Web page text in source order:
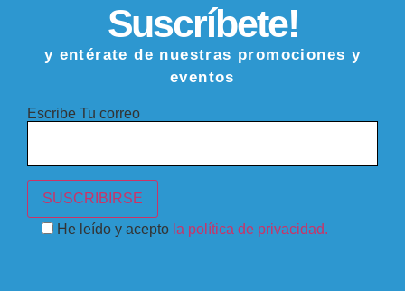
Suscríbete!
y entérate de nuestras promociones y
eventos
Escribe Tu correo
He leído y acepto la política de privacidad.